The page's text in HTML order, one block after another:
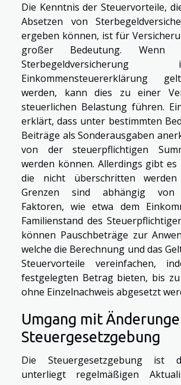
Die Kenntnis der Steuervorteile,
Absetzen von
ergeben können, ist für
großer Bedeutung. Wenn
Einkommensteuererklärung
werden, kann dies zu einer
steuerlichen Belastung führen.
erklärt, dass unter bestimmten
Beiträge als Sonderausgaben
von der steuerpflichtigen
werden können. Allerdings gibt es
die nicht überschritten
Grenzen sind abhängig von
Faktoren, wie etwa dem
Familienstand des
können Pauschbeträge zur
welche die Berechnung und das
Steuervorteile vereinfachen,
festgelegten Betrag bieten, bis
ohne Einzelnachweis abgesetzt
Umgang mit
Steuergesetzgebung
Die Steuergesetzgebung ist
unterliegt regelmäßigen